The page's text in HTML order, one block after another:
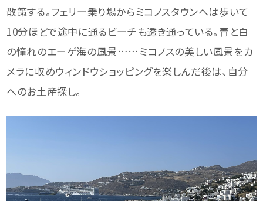
散策する。フェリー乗り場からミコノスタウンへは歩いて
10分ほどで途中に通るビーチも透き通っている。青と白
の憧れのエーゲ海の風景……ミコノスの美しい風景をカ
メラに収めウィンドウショッピングを楽しんだ後は、自分
へのお土産探し。